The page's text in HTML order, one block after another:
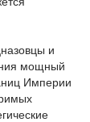
и
мощный
Империи